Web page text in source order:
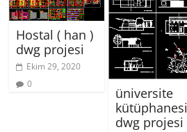
Hostal ( han )
dwg projesi
Ekim 29, 2020
0
üniversite
kütüphanesi
dwg projesi